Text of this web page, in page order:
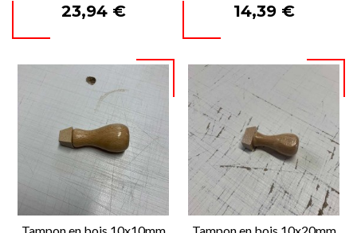
Prix
23,94 € Prix
14,39 €